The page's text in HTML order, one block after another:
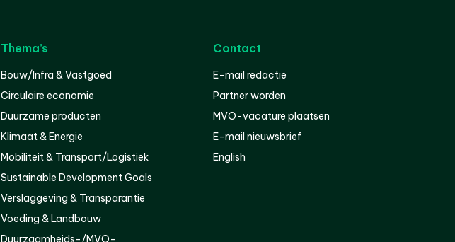
Thema’s
Bouw/Infra & Vastgoed
Circulaire economie
Duurzame producten
Klimaat & Energie
Mobiliteit & Transport/Logistiek
Sustainable Development Goals
Verslaggeving & Transparantie
Voeding & Landbouw
Duurzaamheids-/MVO-
Contact
E-mail redactie
Partner worden
MVO-vacature plaatsen
E-mail nieuwsbrief
English